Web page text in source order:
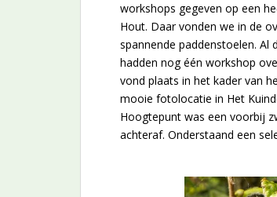
workshops gegeven op een
Hout. Daar vonden we in de
spannende paddenstoelen. Al
hadden nog één workshop
vond plaats in het kader van
mooie fotolocatie in Het
Hoogtepunt was een voorbij
achteraf. Onderstaand een